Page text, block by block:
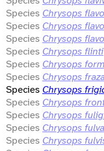
Species Chrysops
Species Chrysops
Species Chrysops
Species Chrysops flinti
Species Chrysops
Species Chrysops
Species Chrysops
Species Chrysops
Species Chrysops
Species Chrysops
Species Chrysops